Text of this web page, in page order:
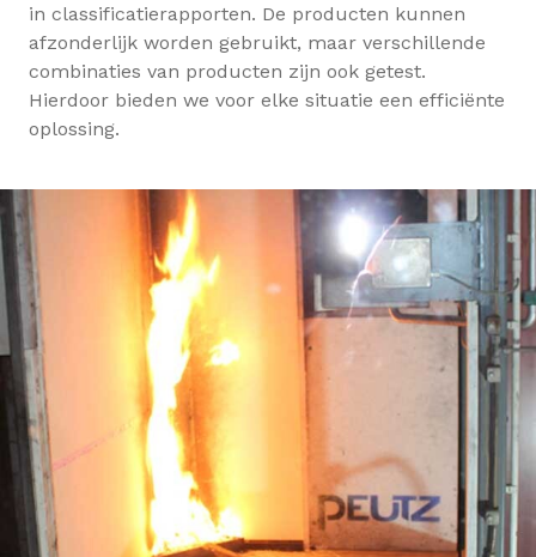
in classificatierapporten. De producten kunnen
afzonderlijk worden gebruikt, maar verschillende
combinaties van producten zijn ook getest.
Hierdoor bieden we voor elke situatie een efficiënte
oplossing.